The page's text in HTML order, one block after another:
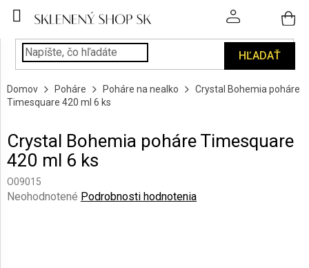
HĽADAŤ
POHÁRE
PODÁVANIE
NÁPOJOV
KUCHYŇA
A
INTERIÉR
Domov Poháre Poháre na nealko
Crystal Bohemia poháre
Timesquare 420 ml 6 ks
Crystal Bohemia poháre Timesquare
420 ml 6 ks
O09015
Priemerné
Neohodnotené Podrobnosti hodnotenia